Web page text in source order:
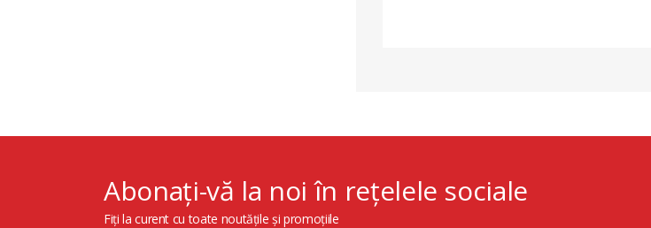
Abonați-vă la noi în rețelele sociale
Fiți la curent cu toate noutățile și promoțiile